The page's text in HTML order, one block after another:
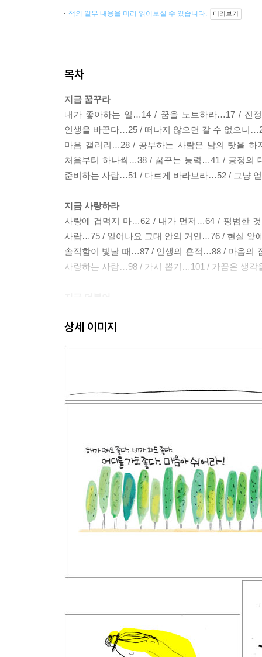
책의 일부 내용을 미리 읽어보실 수 있습니다. 미리보기
목차
지금 꿈꾸라
내가 좋아하는 일…14 / 꿈을 노트하라…17 / 진
인생을 바꾼다…25 / 떠나지 않으면 갈 수 없으니
마음 갤러리…28 / 공부하는 사람은 남의 탓을
처음부터 하나씩…38 / 꿈꾸는 능력…41 / 긍정의
준비하는 사람…51 / 다르게 바라보라…52 / 그냥
지금 사랑하라
사랑에 겁먹지 마…62 / 내가 먼저…64 / 평범한
사람…75 / 일어나요 그대 안의 거인…76 / 현실
솔직함이 빛날 때…87 / 인생의 흔적…88 / 마음의
사랑하는 사람…98 / 가시 뽑기…101 / 가끔은 생
지금 더불어
삶…129 / 때로 어둠 속에서 사막을 건너는 그대
지금 행복하라
아래서…198 / 걷다 보면…201 / 작고 소중한 일
언제나 네 편…214
상세 이미지